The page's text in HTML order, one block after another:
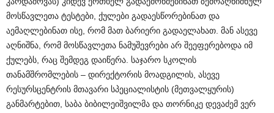
მოსწავლეთა ტესტები, ქულები გადაესწორებინათ და
აემაღლებინათ ისე, რომ მათ ბარიერი გადაელახათ. მან ასევე
აღნიშნა, რომ მოსწავლეთა ნამუშევრები არ შეეფერებოდა იმ
ქულებს, რაც შემდეგ დაიწერა. საჯარო სკოლის
თანამშრომლების – დირექტორის მოადგილის, ასევე
რესურსცენტრის მთავარი სპეციალისტის (მეთვალყურის)
განმარტებით, საბა ბიბილეიშვილმა და თორნიკე დევაძემ ვერ